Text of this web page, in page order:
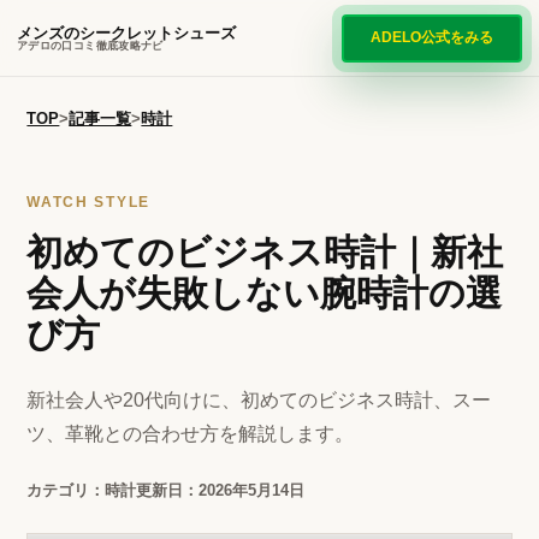
メンズのシークレットシューズ
アデロの口コミ徹底攻略ナビ ADELO公式をみる
TOP>記事一覧>時計
WATCH STYLE
初めてのビジネス時計｜新社
会人が失敗しない腕時計の選
び方
新社会人や20代向けに、初めてのビジネス時計、スー
ツ、革靴との合わせ方を解説します。
カテゴリ：時計更新日：2026年5月14日